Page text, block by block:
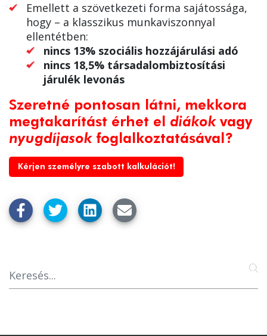
Emellett a szövetkezeti forma sajátossága,
hogy – a klasszikus munkaviszonnyal
ellentétben:
nincs 13% szociális hozzájárulási adó
nincs 18,5% társadalombiztosítási
járulék levonás
Szeretné pontosan látni, mekkora
megtakarítást érhet el diákok vagy
nyugdíjasokfoglalkoztatásával?
Kérjen személyre szabott kalkulációt!